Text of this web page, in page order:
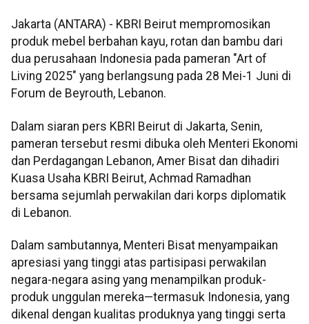
Jakarta (ANTARA) - KBRI Beirut mempromosikan
produk mebel berbahan kayu, rotan dan bambu dari
dua perusahaan Indonesia pada pameran "Art of
Living 2025" yang berlangsung pada 28 Mei-1 Juni di
Forum de Beyrouth, Lebanon.
Dalam siaran pers KBRI Beirut di Jakarta, Senin,
pameran tersebut resmi dibuka oleh Menteri Ekonomi
dan Perdagangan Lebanon, Amer Bisat dan dihadiri
Kuasa Usaha KBRI Beirut, Achmad Ramadhan
bersama sejumlah perwakilan dari korps diplomatik
di Lebanon.
Dalam sambutannya, Menteri Bisat menyampaikan
apresiasi yang tinggi atas partisipasi perwakilan
negara-negara asing yang menampilkan produk-
produk unggulan mereka—termasuk Indonesia, yang
dikenal dengan kualitas produknya yang tinggi serta